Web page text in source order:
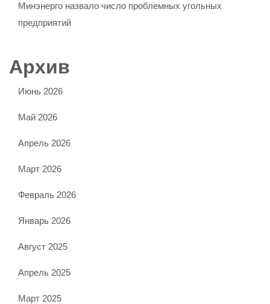
Минэнерго назвало число проблемных угольных
предприятий
Архив
Июнь 2026
Май 2026
Апрель 2026
Март 2026
Февраль 2026
Январь 2026
Август 2025
Апрель 2025
Март 2025